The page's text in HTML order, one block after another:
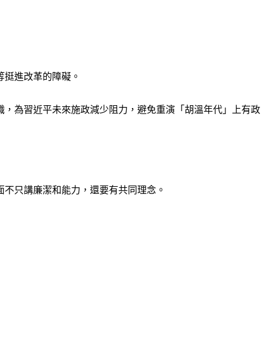
進改革的障礙。
為習近平未來施政減少阻力，避免重演「胡溫年代」上有政
只講廉潔和能力，還要有共同理念。